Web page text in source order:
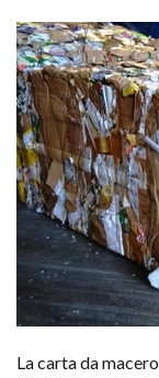
La carta da